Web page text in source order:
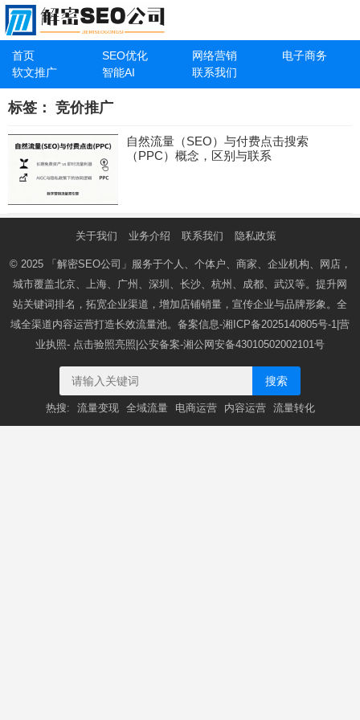
首页 SEO优化 网络营销
电子商务
软文推广
智能AI 联系我们
标签： 竞价推广
自然流量（SEO）与付费点击搜索
（PPC）概念，区别与联系
关于我们 业务介绍 联系我们 隐私政策
© 2025 「解密SEO公司」 服务于个人、个体户、商家、企业机构、网店，
城市覆盖北京、上海、广州、深圳、长沙、杭州、成都、武汉等。提升网
站关键词排名，拓宽企业渠道，增加店铺销量，宣传企业与品牌形象。全
域全渠道内容运营打造长效流量池。备案信息-湘ICP备2025140805号-1 |营
业执照- 点击验照亮照 |公安备案-湘公网安备43010502002101号
搜索
热搜: 流量变现 全域流量 电商运营 内容运营 流量转化